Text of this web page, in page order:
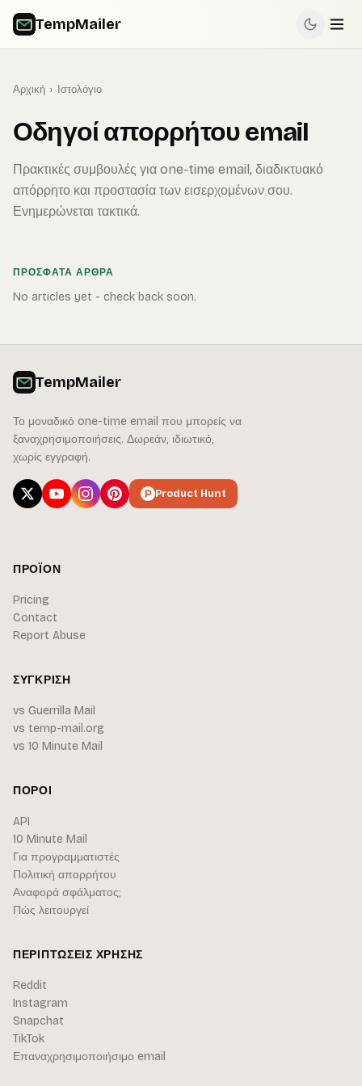
TempMailer
Αρχική › Ιστολόγιο
Οδηγοί απορρήτου email
Πρακτικές συμβουλές για one-time email, διαδικτυακό
απόρρητο και προστασία των εισερχομένων σου.
Ενημερώνεται τακτικά.
ΠΡΌΣΦΑΤΑ ΆΡΘΡΑ
No articles yet - check back soon.
TempMailer
Το μοναδικό one-time email που μπορείς να
ξαναχρησιμοποιήσεις. Δωρεάν, ιδιωτικό,
χωρίς εγγραφή.
Product Hunt
ΠΡΟΪΌΝ
Pricing
Contact
Report Abuse
ΣΎΓΚΡΙΣΗ
vs Guerrilla Mail
vs temp-mail.org
vs 10 Minute Mail
ΠΌΡΟΙ
API
10 Minute Mail
Για προγραμματιστές
Πολιτική απορρήτου
Αναφορά σφάλματος;
Πώς λειτουργεί
ΠΕΡΙΠΤΏΣΕΙΣ ΧΡΉΣΗΣ
Reddit
Instagram
Snapchat
TikTok
Επαναχρησιμοποιήσιμο email